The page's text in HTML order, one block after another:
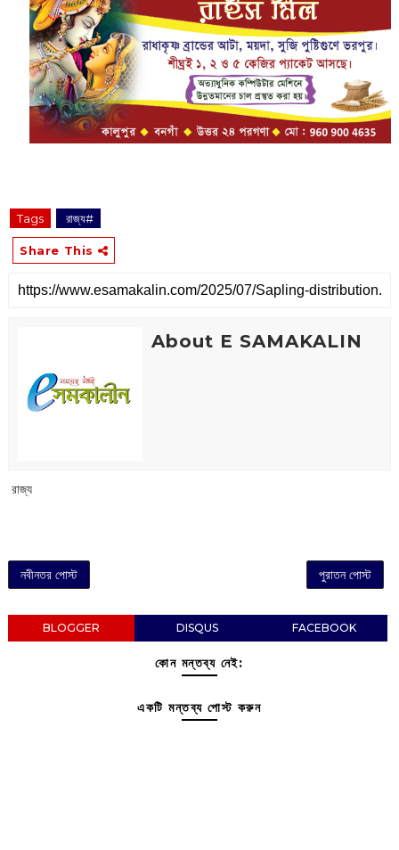
Tags ‌ রাজ্য#
Share This
About E SAMAKALIN
‌ রাজ্য
নবীনতর পোস্ট পুরাতন পোস্ট
BLOGGER DISQUS FACEBOOK
কোন মন্তব্য নেই:
একটি মন্তব্য পোস্ট করুন